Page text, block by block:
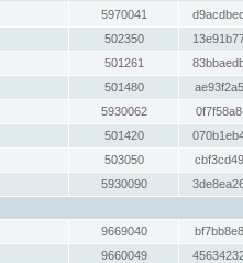
5970041
502350
501261
501480
5930062
501420
503050
5930090
9669040
9660049